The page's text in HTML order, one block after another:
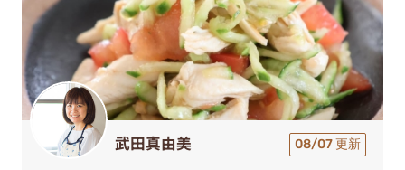
武田真由美 08/07 更新